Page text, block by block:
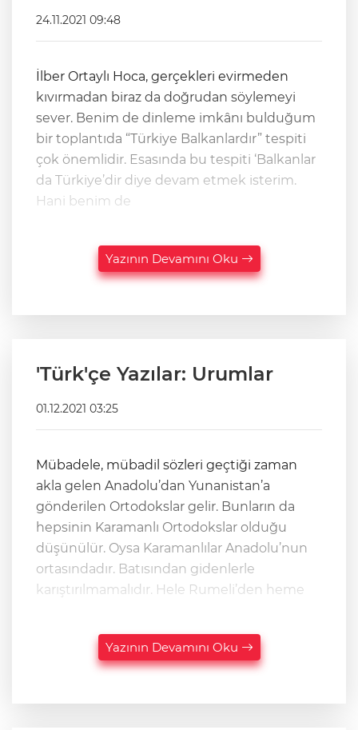
24.11.2021 09:48
İlber Ortaylı Hoca, gerçekleri evirmeden
kıvırmadan biraz da doğrudan söylemeyi
sever. Benim de dinleme imkânı bulduğum
bir toplantıda “Türkiye Balkanlardır” tespiti
çok önemlidir. Esasında bu tespiti ‘Balkanlar
da Türkiye’dir diye devam etmek isterim.
Hani benim de
Yazının Devamını Oku
'Türk'çe Yazılar: Urumlar
01.12.2021 03:25
Mübadele, mübadil sözleri geçtiği zaman
akla gelen Anadolu’dan Yunanistan’a
gönderilen Ortodokslar gelir. Bunların da
hepsinin Karamanlı Ortodokslar olduğu
düşünülür. Oysa Karamanlılar Anadolu’nun
ortasındadır. Batısından gidenlerle
karıştırılmamalıdır. Hele Rumeli’den heme
Yazının Devamını Oku